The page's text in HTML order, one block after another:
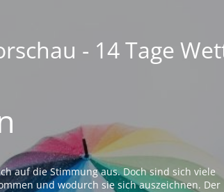
- 14 Tage
auf die Stimmung aus. Doch sind sich viele
und wodurch sie sich auszeichnen. Der